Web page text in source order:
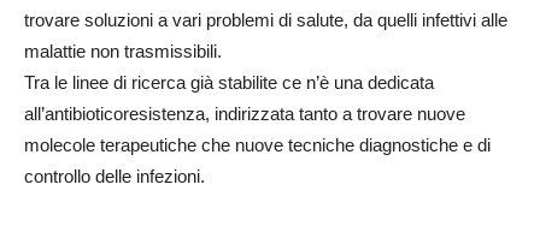
trovare soluzioni a vari problemi di salute, da quelli infettivi alle
malattie non trasmissibili.
Tra le linee di ricerca già stabilite ce n’è una dedicata
all’antibioticoresistenza, indirizzata tanto a trovare nuove
molecole terapeutiche che nuove tecniche diagnostiche e di
controllo delle infezioni.